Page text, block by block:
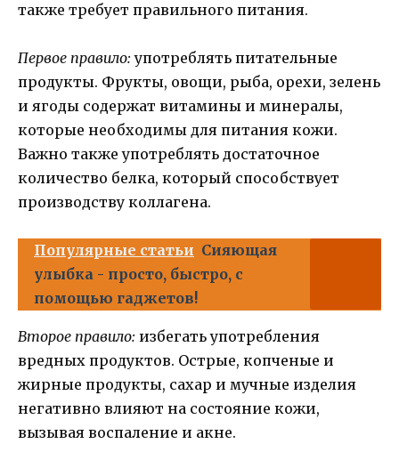
также требует правильного питания.
Первое правило: употреблять питательные
продукты. Фрукты, овощи, рыба, орехи, зелень
и ягоды содержат витамины и минералы,
которые необходимы для питания кожи.
Важно также употреблять достаточное
количество белка, который способствует
производству коллагена.
Популярные статьи Сияющая
улыбка - просто, быстро, с
помощью гаджетов!
Второе правило: избегать употребления
вредных продуктов. Острые, копченые и
жирные продукты, сахар и мучные изделия
негативно влияют на состояние кожи,
вызывая воспаление и акне.